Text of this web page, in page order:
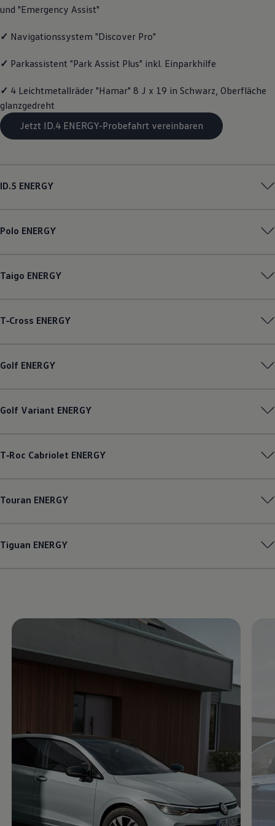
Magazin
Transport
Familie
Volkswagen R
Volkswagen Kundenbetreuung
und "Emergency Assist"
✓ Navigationssystem "Discover Pro"
✓ Parkassistent "Park Assist Plus" inkl. Einparkhilfe
✓ 4 Leichtmetallräder "Hamar" 8 J x 19 in Schwarz, Oberfläche
glanzgedreht
Jetzt ID.4 ENERGY-Probefahrt vereinbaren
ID.5 ENERGY
Polo ENERGY
Taigo ENERGY
T‑Cross ENERGY
Golf ENERGY
Golf Variant ENERGY
T‑Roc Cabriolet ENERGY
Touran ENERGY
Tiguan ENERGY